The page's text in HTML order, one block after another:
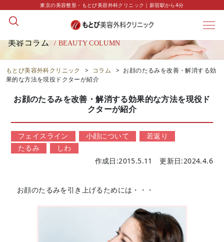
東京の美容整形・もとび美容外科クリニック｜新宿駅から4分
美容コラム / BEAUTY COLUMN
もとび美容外科クリニック > コラム > お顔のたるみを改善・解消する効
果的な方法を現役ドクターが紹介
お顔のたるみを改善・解消する効果的な方法を現役ド
クターが紹介
フェイスライン 小顔について
若返り
たるみ
しわ
作成日:2015.5.11 更新日:2024.4.6
お顔のたるみを引き上げるためには・・・